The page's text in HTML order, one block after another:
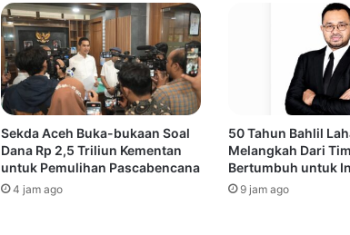
Sekda Aceh Buka-bukaan Soal
Dana Rp 2,5 Triliun Kementan
untuk Pemulihan Pascabencana
4 jam ago
50 Tahun Bahlil
Melangkah Dari
Bertumbuh untuk
9 jam ago